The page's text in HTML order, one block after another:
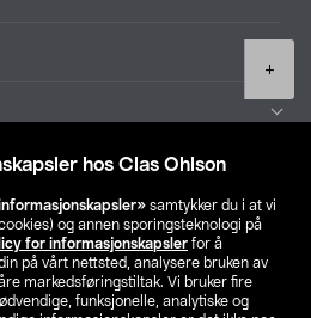
hos Clas Ohlson
samtykker du i at vi
og annen sporingsteknologi på
for informasjonskapsler for å
på vårt nettsted, analysere bruken av
markedsføringstiltak. Vi bruker fire
funksjonelle, analytiske og
+
din butikk